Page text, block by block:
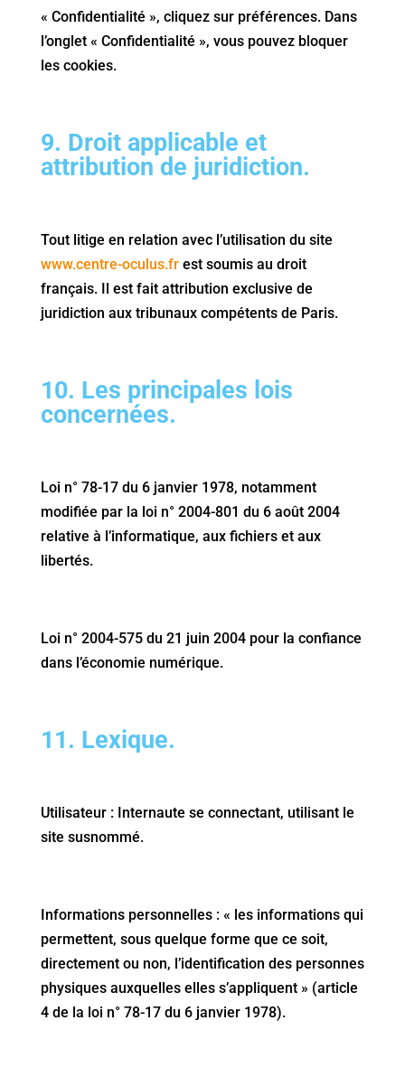
« Confidentialité », cliquez sur préférences. Dans
l’onglet « Confidentialité », vous pouvez bloquer
les cookies.
9. Droit applicable et
attribution de juridiction.
Tout litige en relation avec l’utilisation du site
www.centre-oculus.frest soumis au droit
français. Il est fait attribution exclusive de
juridiction aux tribunaux compétents de Paris.
10. Les principales lois
concernées.
Loi n° 78-17 du 6 janvier 1978, notamment
modifiée par la loi n° 2004-801 du 6 août 2004
relative à l’informatique, aux fichiers et aux
libertés.
Loi n° 2004-575 du 21 juin 2004 pour la confiance
dans l’économie numérique.
11. Lexique.
Utilisateur : Internaute se connectant, utilisant le
site susnommé.
Informations personnelles : « les informations qui
permettent, sous quelque forme que ce soit,
directement ou non, l’identification des personnes
physiques auxquelles elles s’appliquent » (article
4 de la loi n° 78-17 du 6 janvier 1978).